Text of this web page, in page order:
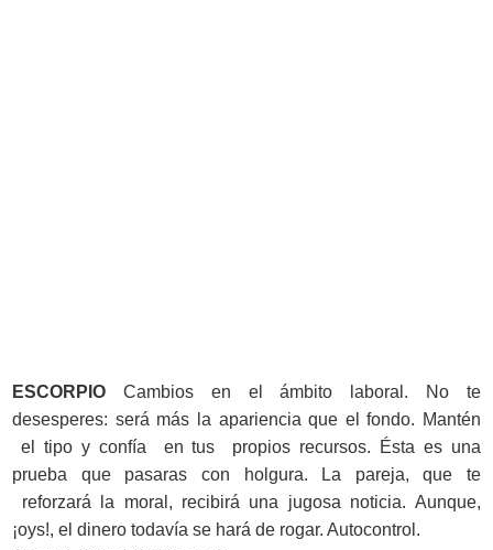
ESCORPIO Cambios en el ámbito laboral. No te
desesperes: será más la apariencia que el fondo. Mantén
el tipo y confía en tus propios recursos. Ésta es una
prueba que pasaras con holgura. La pareja, que te
reforzará la moral, recibirá una jugosa noticia. Aunque,
¡oys!, el dinero todavía se hará de rogar. Autocontrol.